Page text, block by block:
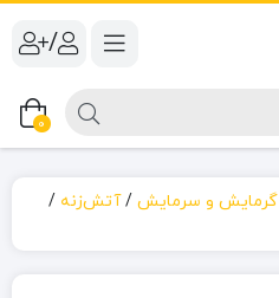
/
0
گرمایش و سرمایش /آتش‌زنه /